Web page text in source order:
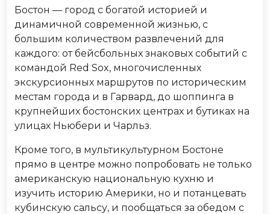
Бостон — город с богатой историей и
динамичной современной жизнью, с
большим количеством развлечений для
каждого: от бейсбольных знаковых событий с
командой Red Sox, многочисленных
экскурсионных маршрутов по историческим
местам города и в Гарвард, до шоппинга в
крупнейших бостонских центрах и бутиках на
улицах Ньюбери и Чарльз.
Кроме того, в мультикультурном Бостоне
прямо в центре можно попробовать не только
американскую национальную кухню и
изучить историю Америки, но и потанцевать
кубинскую сальсу, и пообщаться за обедом с